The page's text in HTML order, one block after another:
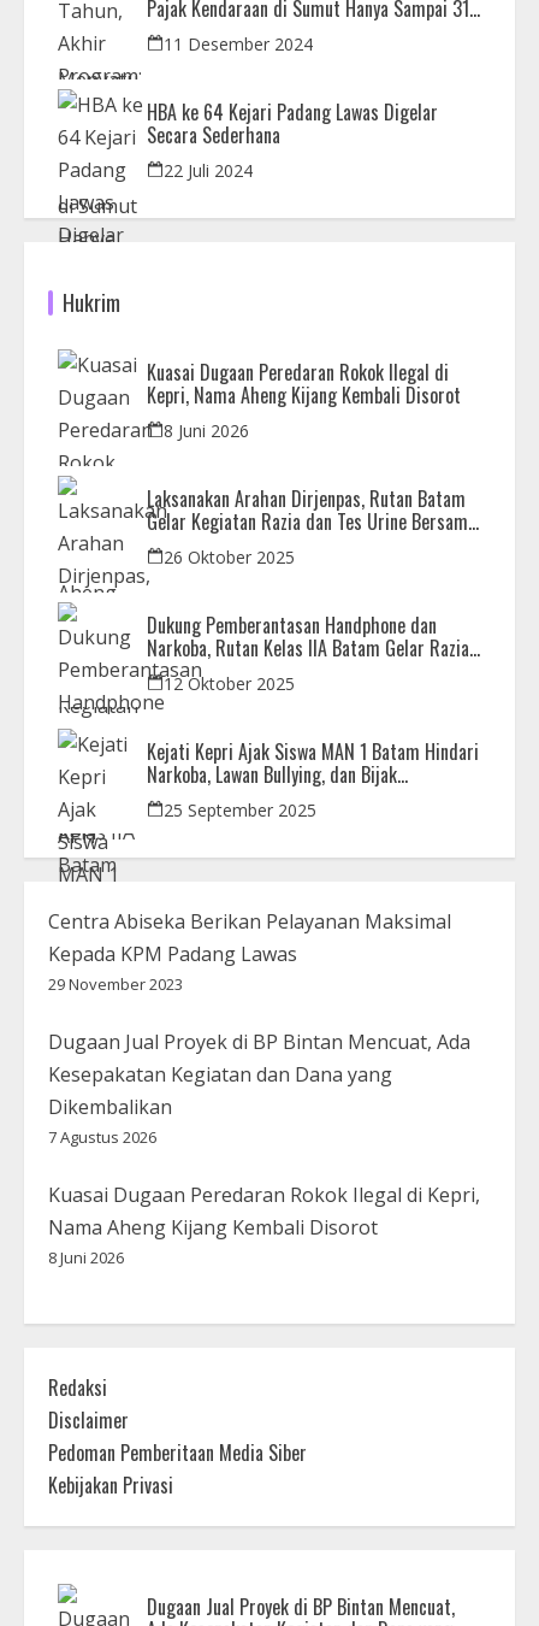
Pajak Kendaraan di Sumut Hanya Sampai 31
Desember
11 Desember 2024
HBA ke 64 Kejari Padang Lawas Digelar
Secara Sederhana
22 Juli 2024
Hukrim
Kuasai Dugaan Peredaran Rokok Ilegal di
Kepri, Nama Aheng Kijang Kembali Disorot
8 Juni 2026
Laksanakan Arahan Dirjenpas, Rutan Batam
Gelar Kegiatan Razia dan Tes Urine Bersama
APH26 Oktober 2025
Dukung Pemberantasan Handphone dan
Narkoba, Rutan Kelas IIA Batam Gelar Razia
Bersama Aparat Penegak Hukum
12 Oktober 2025
Kejati Kepri Ajak Siswa MAN 1 Batam Hindari
Narkoba, Lawan Bullying, dan Bijak
Bermedsos
25 September 2025
Centra Abiseka Berikan Pelayanan Maksimal
Kepada KPM Padang Lawas
29 November 2023
Dugaan Jual Proyek di BP Bintan Mencuat, Ada
Kesepakatan Kegiatan dan Dana yang
Dikembalikan
7 Agustus 2026
Kuasai Dugaan Peredaran Rokok Ilegal di Kepri,
Nama Aheng Kijang Kembali Disorot
8 Juni 2026
Redaksi
Disclaimer
Pedoman Pemberitaan Media Siber
Kebijakan Privasi
Dugaan Jual Proyek di BP Bintan Mencuat,